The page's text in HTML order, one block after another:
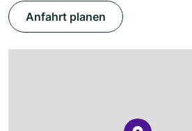
Anfahrt planen